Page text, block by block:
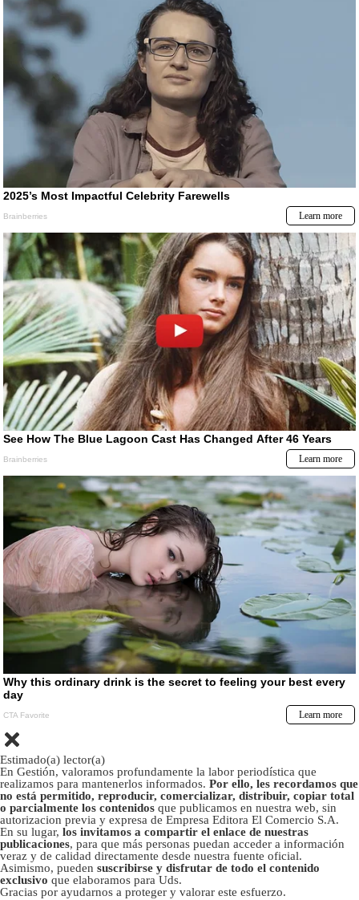
Estimado(a) lector(a)
En Gestión, valoramos profundamente la labor periodística que
realizamos para mantenerlos informados. Por ello, les recordamos que
no está permitido, reproducir, comercializar, distribuir, copiar total
o parcialmente los contenidos que publicamos en nuestra web, sin
autorizacion previa y expresa de Empresa Editora El Comercio S.A.
En su lugar, los invitamos a compartir el enlace de nuestras
publicaciones, para que más personas puedan acceder a información
veraz y de calidad directamente desde nuestra fuente oficial.
Asimismo, pueden suscribirse y disfrutar de todo el contenido
exclusivo que elaboramos para Uds.
Gracias por ayudarnos a proteger y valorar este esfuerzo.